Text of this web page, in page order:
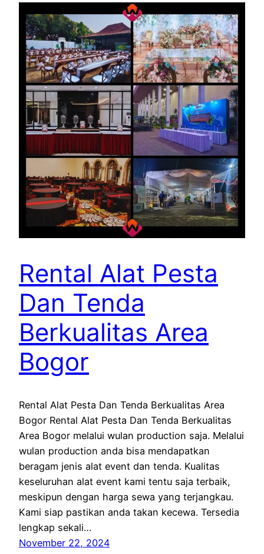
Rental Alat Pesta
Dan Tenda
Berkualitas Area
Bogor
Rental Alat Pesta Dan Tenda Berkualitas Area
Bogor Rental Alat Pesta Dan Tenda Berkualitas
Area Bogor melalui wulan production saja. Melalui
wulan production anda bisa mendapatkan
beragam jenis alat event dan tenda. Kualitas
keseluruhan alat event kami tentu saja terbaik,
meskipun dengan harga sewa yang terjangkau.
Kami siap pastikan anda takan kecewa. Tersedia
lengkap sekali…
November 22, 2024